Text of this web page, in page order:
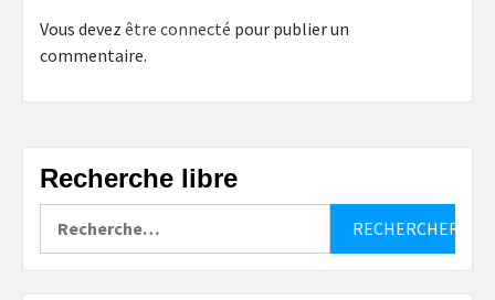
Vous devez être connecté pour publier un
commentaire.
Recherche libre